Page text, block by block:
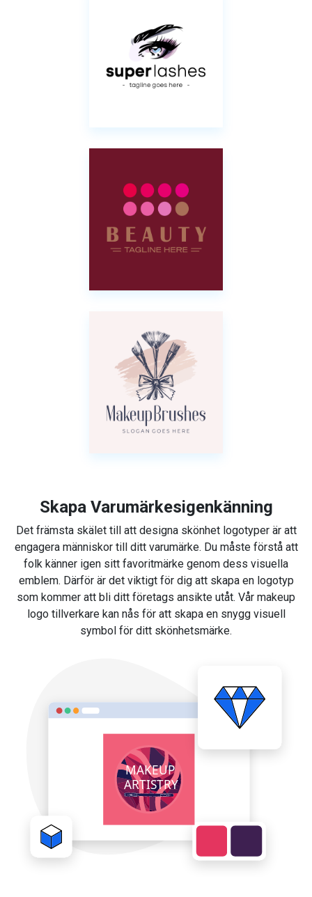
Skapa Varumärkesigenkänning
Det främsta skälet till att designa skönhet logotyper är att
engagera människor till ditt varumärke. Du måste förstå att
folk känner igen sitt favoritmärke genom dess visuella
emblem. Därför är det viktigt för dig att skapa en logotyp
som kommer att bli ditt företags ansikte utåt. Vår makeup
logo tillverkare kan nås för att skapa en snygg visuell
symbol för ditt skönhetsmärke.